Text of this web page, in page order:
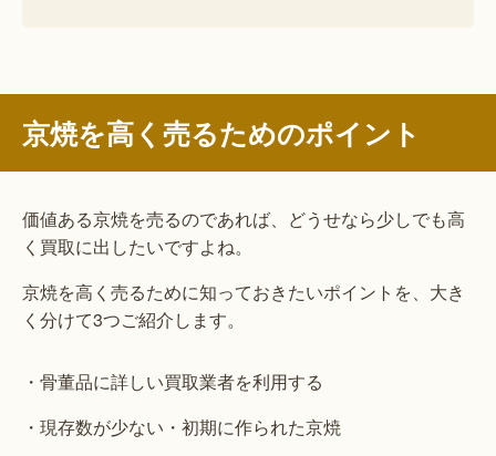
京焼を高く売るためのポイント
価値ある京焼を売るのであれば、どうせなら少しでも高
く買取に出したいですよね。
京焼を高く売るために知っておきたいポイントを、大き
く分けて3つご紹介します。
・骨董品に詳しい買取業者を利用する
・現存数が少ない・初期に作られた京焼